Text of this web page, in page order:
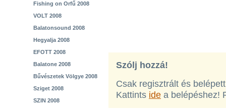
Fishing on Orfű 2008
VOLT 2008
Balatonsound 2008
Hegyalja 2008
EFOTT 2008
Balatone 2008
Bűvészetek Völgye 2008
Sziget 2008
SZIN 2008
Szólj hozzá!
Csak regisztrált és
Kattints ide a belépéshez!